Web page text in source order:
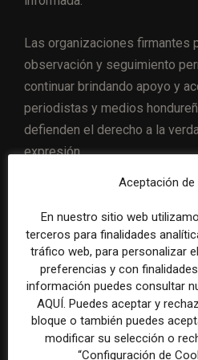
Las organizaciones firmantes
observación y seguimiento
continuar brindando apoyo y
periodistas y medios
defienden el derecho a la
expresión.
Organizaciones firmantes:
Alianza de Medios MX
ARTÍCULO 19 México y
Asociación Colombiana
Información (AMI)
Asociación de Entidades
Aceptación de
En nuestro sitio web
terceros para finalidades
tráfico web, para personalizar
preferencias y con
información puedes consultar
AQUÍ. Puedes aceptar y
bloque o también puedes
modificar su selección o
“Configuración de